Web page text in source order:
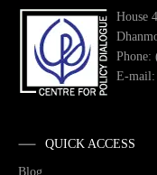
House
Phone:
E-mail:
QUICK ACCESS
Blog